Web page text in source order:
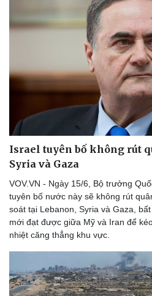
Israel tuyên bố không rút
Syria và Gaza
VOV.VN - Ngày 15/6, Bộ trưởng
tuyên bố nước này sẽ không rút
soát tại Lebanon, Syria và Gaza,
mới đạt được giữa Mỹ và Iran để
nhiệt căng thẳng khu vực.